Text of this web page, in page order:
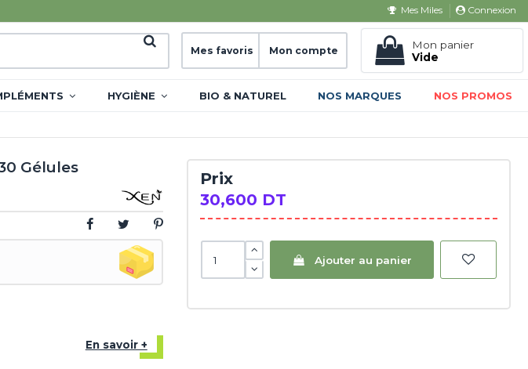
Mes Miles Connexion
Mes favoris Mon compte
Mon panier
Vide
HYGIÈNE BIO & NATUREL NOS MARQUES NOS PROMOS
Gélules
En savoir +
Prix
30,600 DT
Ajouter au panier